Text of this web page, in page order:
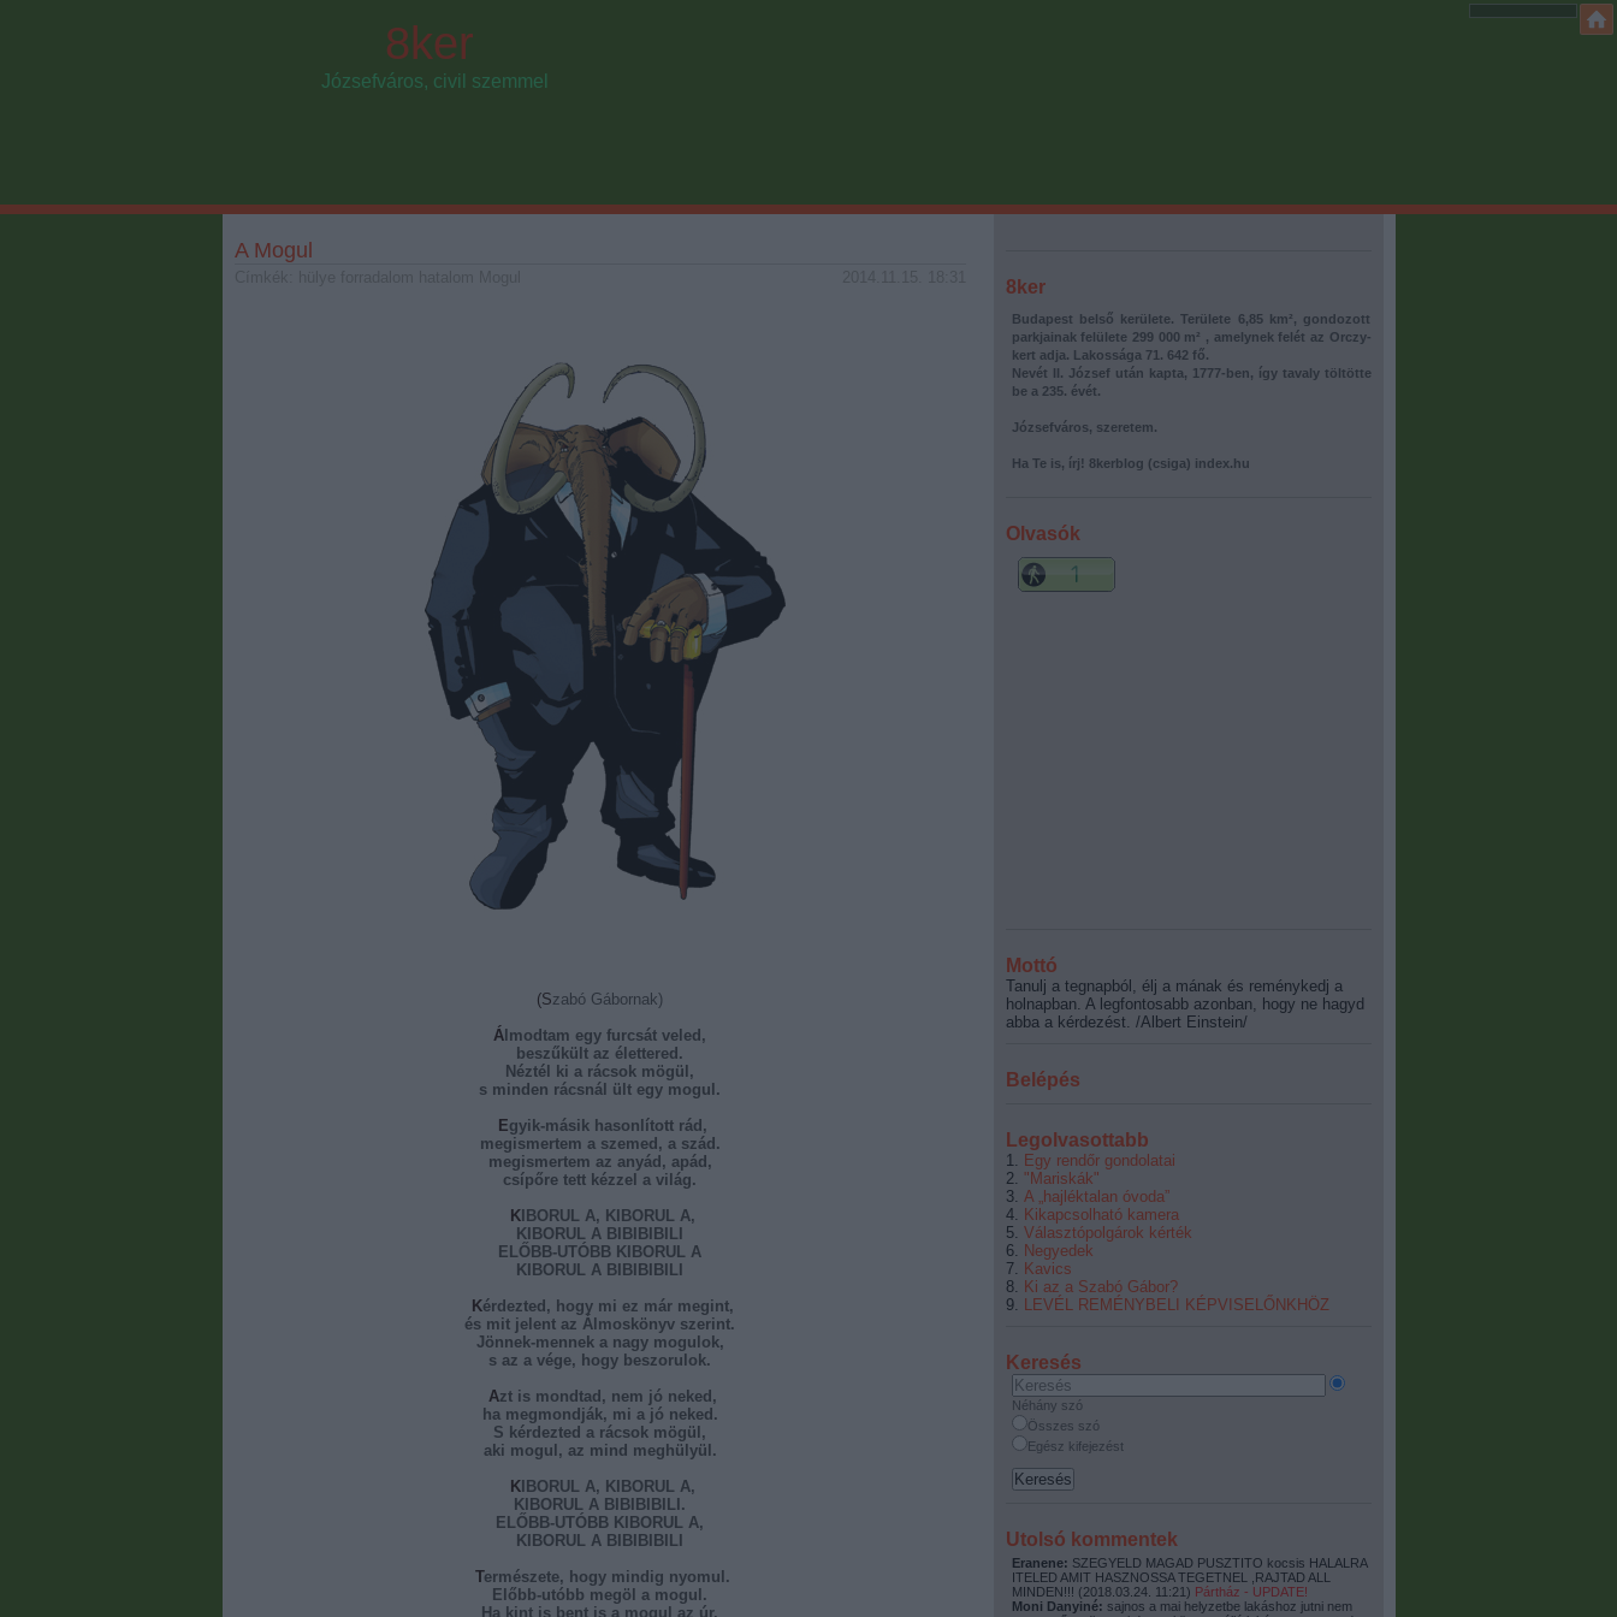
8ker
Józsefváros, civil szemmel
8ker
Budapest belső kerülete. Területe 6,85 km², gondozott
parkjainak felülete 299 000 m² , amelynek felét az Orczy-
kert adja. Lakossága 71. 642 fő.
Nevét II. József után kapta, 1777-ben, így tavaly töltötte
be a 235. évét.
Józsefváros, szeretem.
Ha Te is, írj! 8kerblog (csiga) index.hu
Olvasók
Mottó
Tanulj a tegnapból, élj a mának és reménykedj a
holnapban. A legfontosabb azonban, hogy ne hagyd
abba a kérdezést. /Albert Einstein/
Belépés
Legolvasottabb
Egy rendőr gondolatai
"Mariskák"
A „hajléktalan óvoda”
Kikapcsolható kamera
Választópolgárok kérték
Negyedek
Kavics
Ki az a Szabó Gábor?
LEVÉL REMÉNYBELI KÉPVISELŐNKHÖZ
Keresés
Néhány szó
Összes szó
Egész kifejezést
Utolsó kommentek
Eranene: SZEGYELD MAGAD PUSZTITO kocsis HALALRA
ITELED AMIT HASZNOSSA TEGETNEL ,RAJTAD ALL
MINDEN!!! (2018.03.24. 11:21) Pártház - UPDATE!
Moni Danyiné: sajnos a mai helyzetbe lakáshoz jutni nem
A Mogul
(Szabó Gábornak)
Álmodtam egy furcsát veled,
beszűkült az élettered.
Néztél ki a rácsok mögül,
s minden rácsnál ült egy mogul.
Egyik-másik hasonlított rád,
megismertem a szemed, a szád.
megismertem az anyád, apád,
csípőre tett kézzel a világ.
KIBORUL A, KIBORUL A,
KIBORUL A BIBIBIBILI
ELŐBB-UTÓBB KIBORUL A
KIBORUL A BIBIBIBILI
Kérdezted, hogy mi ez már megint,
és mit jelent az Álmoskönyv szerint.
Jönnek-mennek a nagy mogulok,
s az a vége, hogy beszorulok.
Azt is mondtad, nem jó neked,
ha megmondják, mi a jó neked.
S kérdezted a rácsok mögül,
aki mogul, az mind meghülyül.
KIBORUL A, KIBORUL A,
KIBORUL A BIBIBIBILI.
ELŐBB-UTÓBB KIBORUL A,
KIBORUL A BIBIBIBILI
Természete, hogy mindig nyomul.
Előbb-utóbb megöl a mogul.
Ha kint is bent is a mogul az úr.